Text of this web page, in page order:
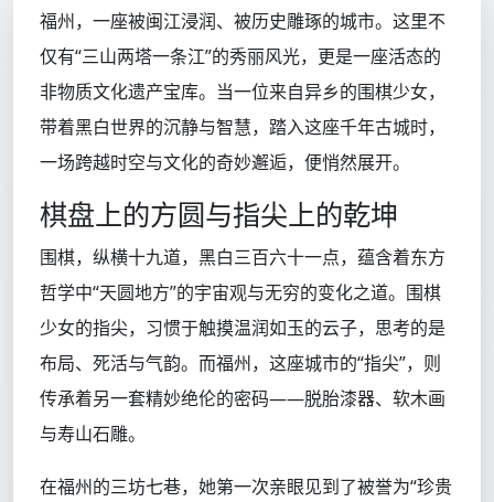
福州，一座被闽江浸润、被历史雕琢的城市。这里不
仅有“三山两塔一条江”的秀丽风光，更是一座活态的
非物质文化遗产宝库。当一位来自异乡的围棋少女，
带着黑白世界的沉静与智慧，踏入这座千年古城时，
一场跨越时空与文化的奇妙邂逅，便悄然展开。
棋盘上的方圆与指尖上的乾坤
围棋，纵横十九道，黑白三百六十一点，蕴含着东方
哲学中“天圆地方”的宇宙观与无穷的变化之道。围棋
少女的指尖，习惯于触摸温润如玉的云子，思考的是
布局、死活与气韵。而福州，这座城市的“指尖”，则
传承着另一套精妙绝伦的密码——脱胎漆器、软木画
与寿山石雕。
在福州的三坊七巷，她第一次亲眼见到了被誉为“珍贵